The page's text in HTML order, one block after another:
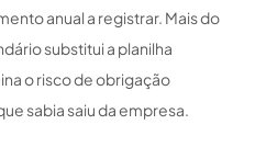
anual a registrar. Mais do
substitui a planilha
o risco de obrigação
sabia saiu da empresa.